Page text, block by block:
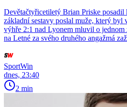
Devětačtyřicetiletý Brian Priske posadil
základní sestavy poslal muže, který byl
výhře 2:1 nad Lyonem mluvil o jednom
na Letné za svého druhého angažmá
SportWin
dnes, 23:40
2 min